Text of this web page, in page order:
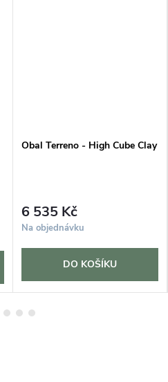
Obal Terreno - High Cube Clay
6 535 Kč
Na objednávku
DO KOŠÍKU